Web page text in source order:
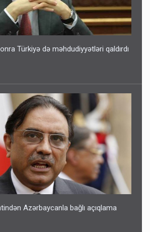
Türkiyə də məhdudiyyətləri qaldırdı
Azərbaycanla bağlı açıqlama